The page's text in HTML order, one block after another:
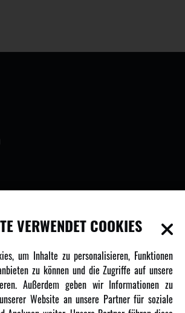
VERWENDET COOKIES
um Inhalte zu personalisieren, Funktionen
zu können und die Zugriffe auf unsere
Außerdem geben wir Informationen zu
Website an unsere Partner für soziale